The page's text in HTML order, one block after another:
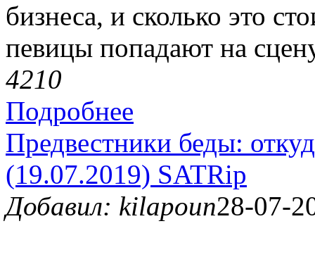
бизнеса, и сколько это
певицы попадают на
4210
Подробнее
Предвестники беды:
(19.07.2019) SATRip
Добавил: kilapoun28-07-